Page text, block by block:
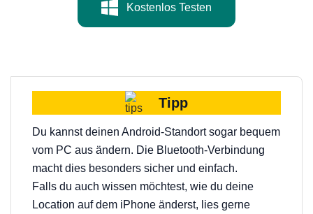
Kostenlos Testen
Tipp
Du kannst deinen Android-Standort sogar bequem
vom PC aus ändern. Die Bluetooth-Verbindung
macht dies besonders sicher und einfach.
Falls du auch wissen möchtest, wie du deine
Location auf dem iPhone änderst, lies gerne